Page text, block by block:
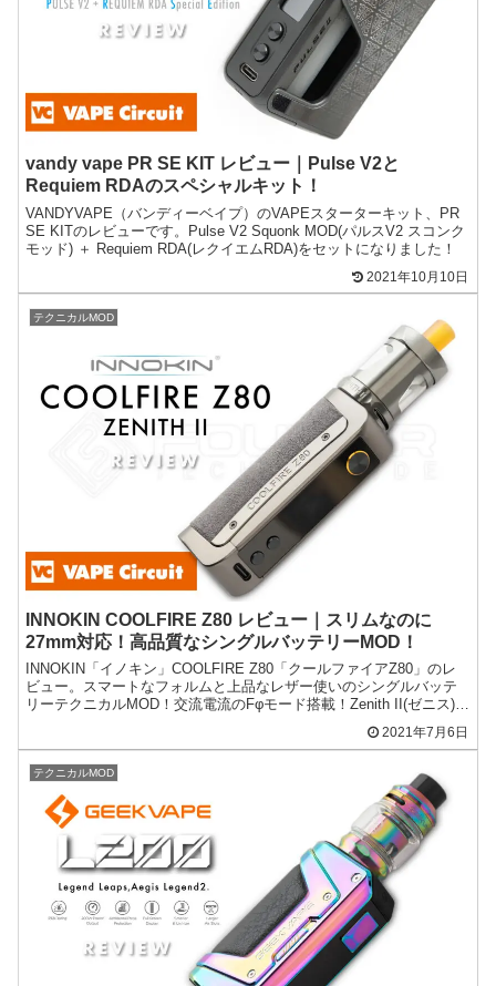
vandy vape PR SE KIT レビュー｜Pulse V2と
Requiem RDAのスペシャルキット！
VANDYVAPE（バンディーベイプ）のVAPEスターターキット、PR
SE KITのレビューです。Pulse V2 Squonk MOD(パルスV2 スコンク
モッド) ＋ Requiem RDA(レクイエムRDA)をセットになりました！
2021年10月10日
テクニカルMOD
INNOKIN COOLFIRE Z80 レビュー｜スリムなのに
27mm対応！高品質なシングルバッテリーMOD！
INNOKIN「イノキン」COOLFIRE Z80「クールファイアZ80」のレ
ビュー。スマートなフォルムと上品なレザー使いのシングルバッテ
リーテクニカルMOD！交流電流のFφモード搭載！Zenith II(ゼニス)と
2021年7月6日
テクニカルMOD